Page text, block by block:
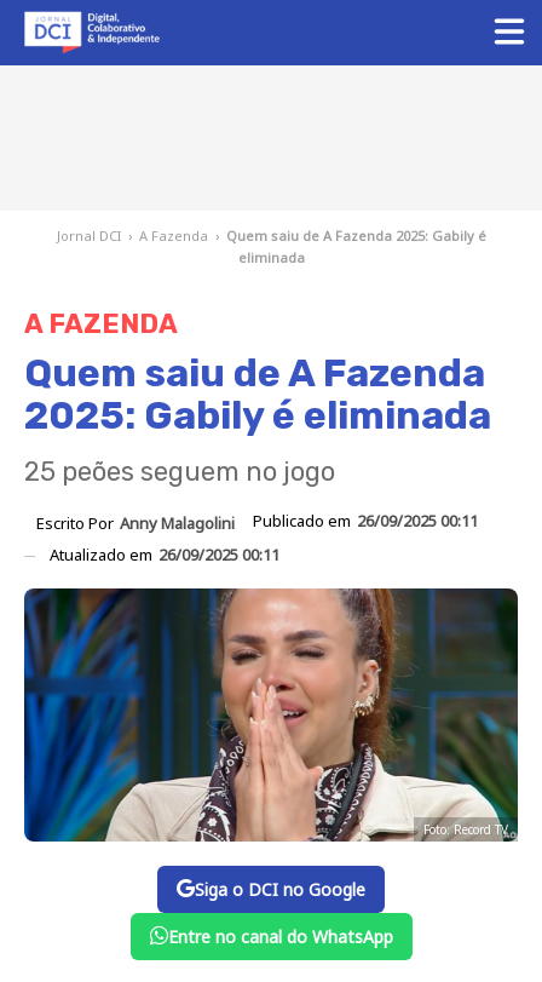
Jornal DCI › A Fazenda › Quem saiu de A Fazenda 2025: Gabily é
eliminada
A FAZENDA
Quem saiu de A Fazenda
2025: Gabily é eliminada
25 peões seguem no jogo
Escrito Por Anny Malagolini Publicado em 26/09/2025 00:11
Atualizado em 26/09/2025 00:11
Foto: Record TV
Siga o DCI no Google
Entre no canal do WhatsApp